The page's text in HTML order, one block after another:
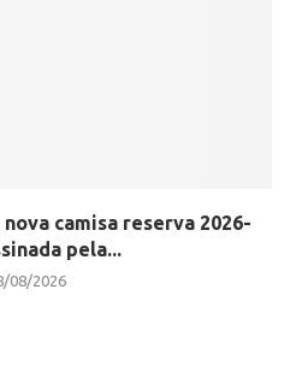
camisa reserva 2026-
pela...
08/2026